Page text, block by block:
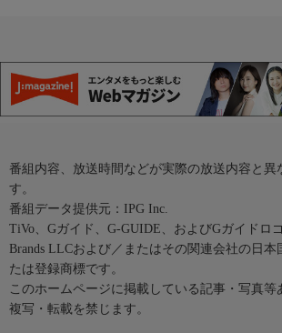
番組内容、放送時間などが実際の放送内容と異
す。
番組データ提供元：IPG Inc.
TiVo、Gガイド、G-GUIDE、およびGガイドロ
Brands LLCおよび／またはその関連会社の日本
たは登録商標です。
このホームページに掲載している記事・写真等
複写・転載を禁じます。